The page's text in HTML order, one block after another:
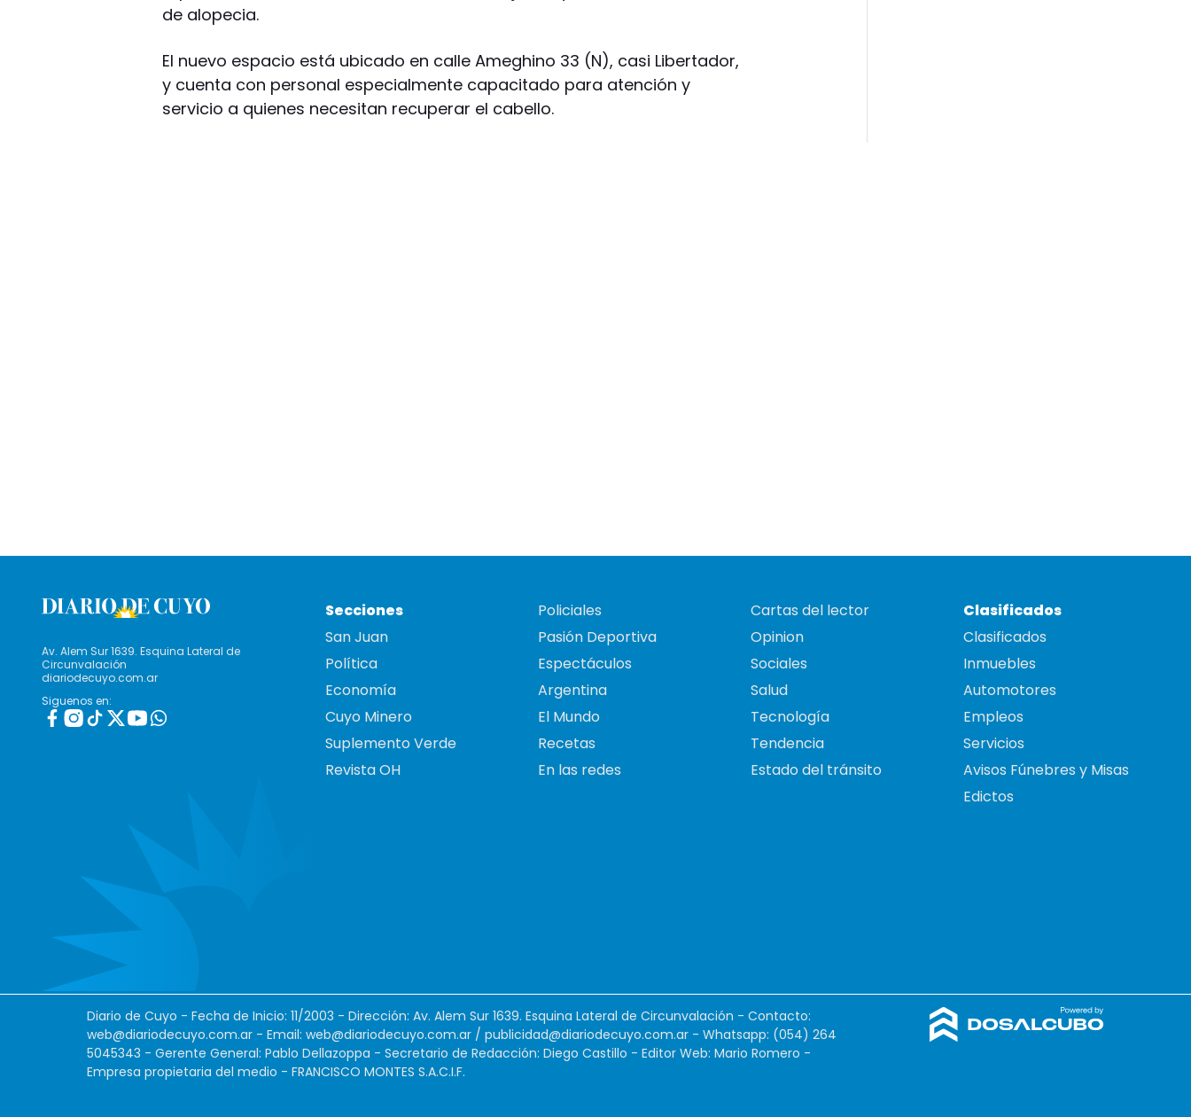
de alopecia.
El nuevo espacio está ubicado en calle Ameghino 33 (N), casi Libertador,
y cuenta con personal especialmente capacitado para atención y
servicio a quienes necesitan recuperar el cabello.
Av. Alem Sur 1639. Esquina Lateral de
Circunvalación
diariodecuyo.com.ar
Siguenos en:
Secciones
San Juan
Política
Economía
Cuyo Minero
Suplemento Verde
Revista OH
Policiales
Pasión Deportiva
Espectáculos
Argentina
El Mundo
Recetas
En las redes
Cartas del lector
Opinion
Sociales
Salud
Tecnología
Tendencia
Estado del tránsito
Clasificados
Clasificados
Inmuebles
Automotores
Empleos
Servicios
Avisos Fúnebres y Misas
Edictos
Diario de Cuyo - Fecha de Inicio: 11/2003 - Dirección: Av. Alem Sur 1639. Esquina Lateral de Circunvalación - Contacto:
web@diariodecuyo.com.ar - Email: web@diariodecuyo.com.ar / publicidad@diariodecuyo.com.ar - Whatsapp: (054) 264
5045343 - Gerente General: Pablo Dellazoppa - Secretario de Redacción: Diego Castillo - Editor Web: Mario Romero -
Empresa propietaria del medio - FRANCISCO MONTES S.A.C.I.F.